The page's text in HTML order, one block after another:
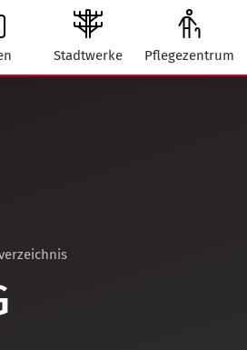
Stadtwerke Pflegezentrum